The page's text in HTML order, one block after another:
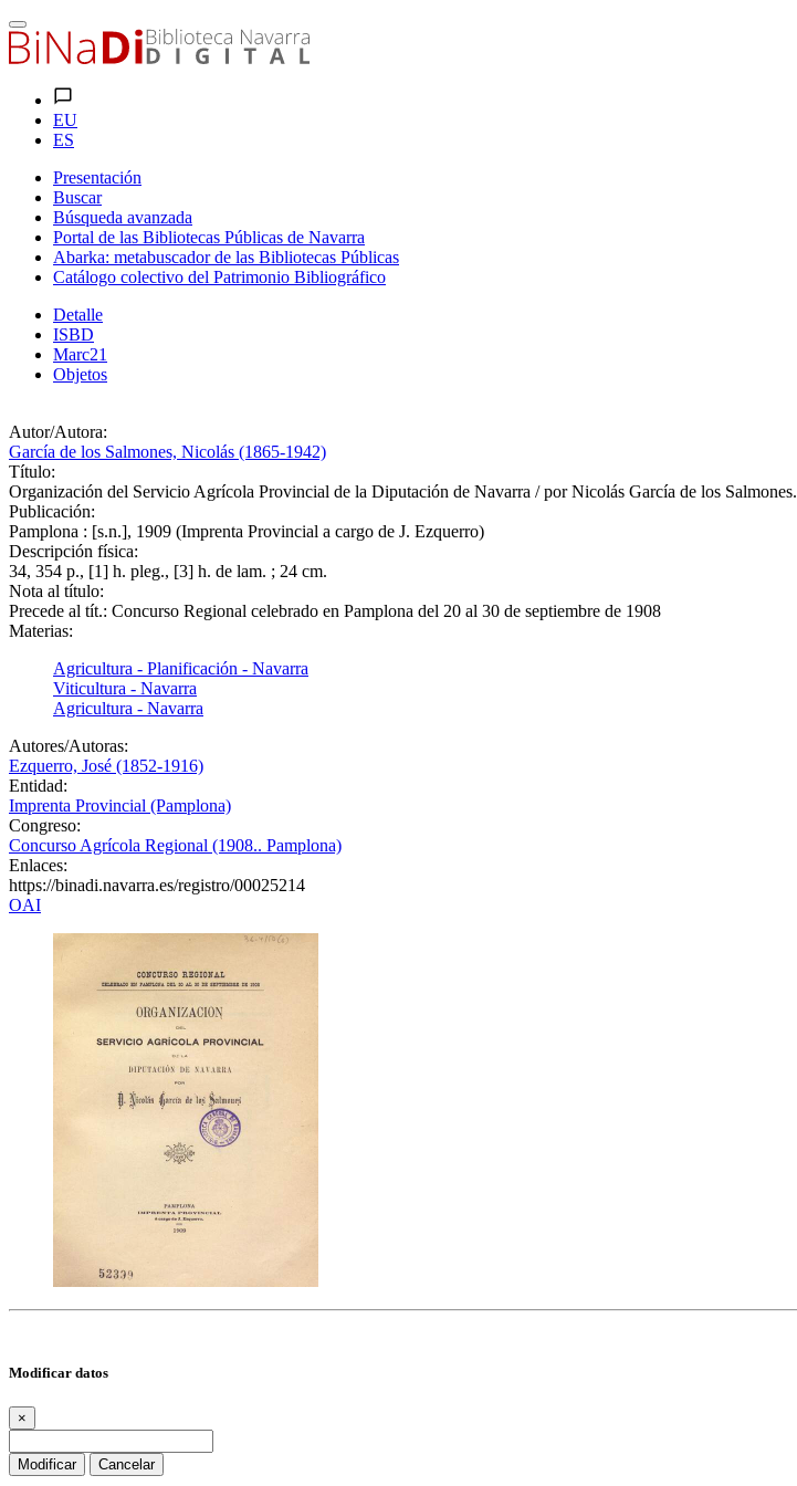
EU
ES
Presentación
Buscar
Búsqueda avanzada
Portal de las Bibliotecas Públicas de Navarra
Abarka: metabuscador de las Bibliotecas Públicas
Catálogo colectivo del Patrimonio Bibliográfico
Detalle
ISBD
Marc21
Objetos
Autor/Autora:
García de los Salmones, Nicolás (1865-1942)
Título:
Organización del Servicio Agrícola Provincial de la Diputación de Navarra / por Nicolás García de los Salmones.
Publicación:
Pamplona : [s.n.], 1909 (Imprenta Provincial a cargo de J. Ezquerro)
Descripción física:
34, 354 p., [1] h. pleg., [3] h. de lam. ; 24 cm.
Nota al título:
Precede al tít.: Concurso Regional celebrado en Pamplona del 20 al 30 de septiembre de 1908
Materias:
Agricultura - Planificación - Navarra
Viticultura - Navarra
Agricultura - Navarra
Autores/Autoras:
Ezquerro, José (1852-1916)
Entidad:
Imprenta Provincial (Pamplona)
Congreso:
Concurso Agrícola Regional (1908.. Pamplona)
Enlaces:
https://binadi.navarra.es/registro/00025214
OAI
Modificar datos
×
Modificar Cancelar